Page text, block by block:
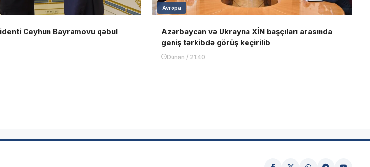
Ceyhun Bayramovu qəbul
Avropa
Azərbaycan və Ukrayna XİN başçıları arasında
geniş tərkibdə görüş keçirilib
Dünən / 21:40